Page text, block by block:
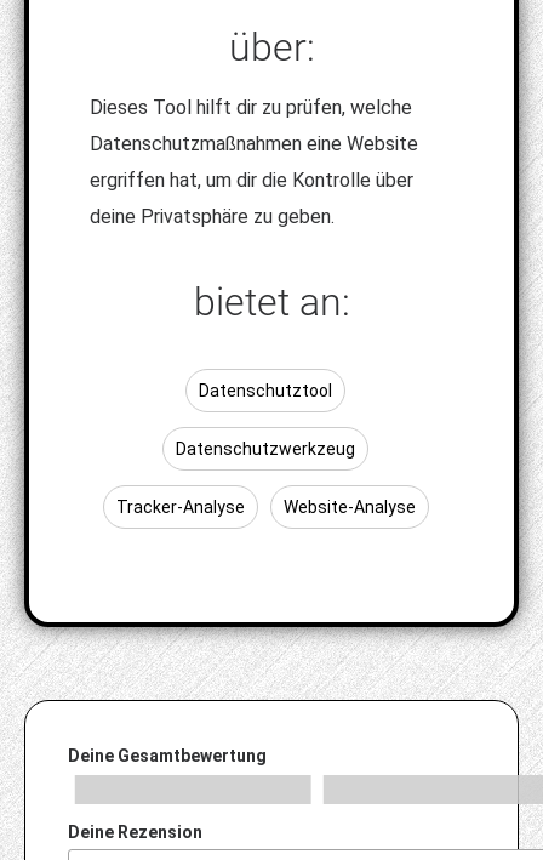
über:
Dieses Tool hilft dir zu prüfen, welche
Datenschutzmaßnahmen eine Website
ergriffen hat, um dir die Kontrolle über
deine Privatsphäre zu geben.
bietet an:
Datenschutztool
Datenschutzwerkzeug
Tracker-Analyse Website-Analyse
Deine Gesamtbewertung
Deine Rezension